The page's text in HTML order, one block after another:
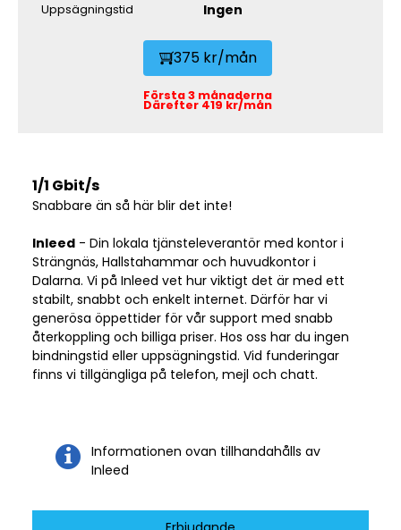
Uppsägningstid Ingen
375 kr/mån
Första 3 månaderna
Därefter 419 kr/mån
1/1 Gbit/s
Snabbare än så här blir det inte!
Inleed - Din lokala tjänsteleverantör med kontor i
Strängnäs, Hallstahammar och huvudkontor i
Dalarna. Vi på Inleed vet hur viktigt det är med ett
stabilt, snabbt och enkelt internet. Därför har vi
generösa öppettider för vår support med snabb
återkoppling och billiga priser. Hos oss har du ingen
bindningstid eller uppsägningstid. Vid funderingar
finns vi tillgängliga på telefon, mejl och chatt.
Informationen ovan tillhandahålls av
Inleed